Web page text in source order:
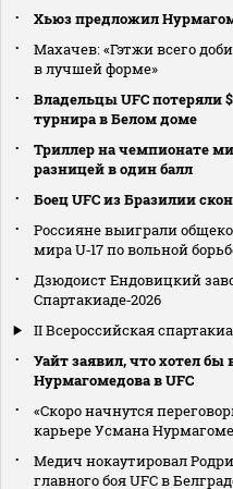
Хьюз предложил
Махачев: «Гэтжи всего
в лучшей форме»
Владельцы UFC потеряли
турнира в Белом доме
Триллер на чемпионате
разницей в один балл
Боец UFC из Бразилии
Россияне выиграли
мира U‑17 по вольной
Дзюдоист Ендовицкий
Спартакиаде‑2026
II Всероссийская
Уайт заявил, что хотел бы
Нурмагомедова в UFC
«Скоро начнутся
карьере Усмана
Медич нокаутировал
главного боя UFC в